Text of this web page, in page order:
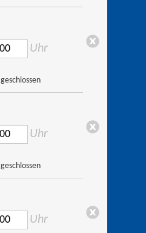
Uhr
geschlossen
Uhr
geschlossen
Uhr